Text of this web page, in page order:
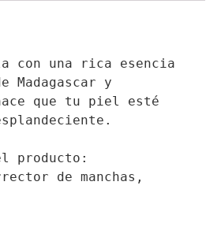
con una rica esencia
Madagascar y
que tu piel esté
producto:
de manchas,